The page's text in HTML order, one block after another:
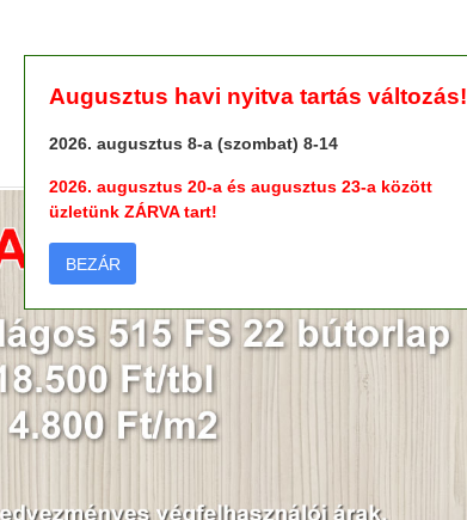
Augusztus havi nyitva tartás változás!
2026. augusztus 8-a (szombat) 8-14
2026. augusztus 20-a és augusztus 23-a között
üzletünk ZÁRVA tart!
BEZÁR